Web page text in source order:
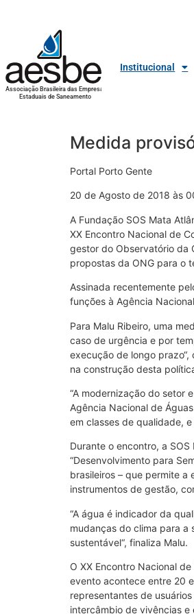
Associação Brasileira das Empresas
Estaduais de Saneamento
Institucional
Medida
Portal Porto Gente
20 de Agosto de 2018 às
A Fundação SOS Mata
XX Encontro Nacional de
gestor do Observatório da
propostas da ONG para o
Assinada recentemente
funções à Agência
Para Malu Ribeiro, uma
caso de urgência e por
execução de longo
na construção desta
“A modernização do setor
Agência Nacional de
em classes de qualidade,
Durante o encontro, a
“Desenvolvimento para
brasileiros – que permite a
instrumentos de gestão,
“A água é indicador da
mudanças do clima para a
sustentável“, finaliza Malu.
O XX Encontro Nacional
evento acontece entre 20
representantes de
intercâmbio de vivências